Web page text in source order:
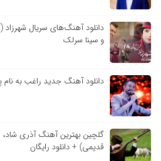
دانلود آهنگ‌های سریال
و سینا سرلک
دانلود آهنگ جدید راغب به
گلچین بهترین آهنگ آذری
قدیمی) + دانلود رایگان